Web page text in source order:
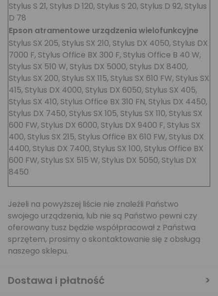
Stylus S 21, Stylus D 120, Stylus S 20, Stylus D 92, Stylus
D 78
Epson atramentowe urządzenia wielofunkcyjne
Stylus SX 205, Stylus SX 210, Stylus DX 4050, Stylus DX
7000 F, Stylus Office BX 300 F, Stylus Office B 40 W,
Stylus SX 510 W, Stylus DX 5000, Stylus DX 8400,
Stylus SX 200, Stylus SX 115, Stylus SX 610 FW, Stylus SX
415, Stylus DX 4000, Stylus DX 6050, Stylus SX 405,
Stylus SX 410, Stylus Office BX 310 FN, Stylus DX 4450,
Stylus DX 7450, Stylus SX 105, Stylus SX 110, Stylus SX
600 FW, Stylus DX 6000, Stylus DX 9400 F, Stylus SX
400, Stylus SX 215, Stylus Office BX 610 FW, Stylus DX
4400, Stylus DX 7400, Stylus SX 100, Stylus Office BX
600 FW, Stylus SX 515 W, Stylus DX 5050, Stylus DX
8450
Jeżeli na powyższej liście nie znaleźli Państwo
swojego urządzenia, lub nie są Państwo pewni czy
oferowany tusz będzie współpracował z Państwa
sprzętem, prosimy o skontaktowanie się z obsługą
naszego sklepu.
Dostawa i płatność